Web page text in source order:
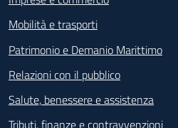
Mobilità e trasporti
Patrimonio e Demanio Marittimo
Relazioni con il pubblico
Salute, benessere e assistenza
Tributi, finanze e contravvenzioni